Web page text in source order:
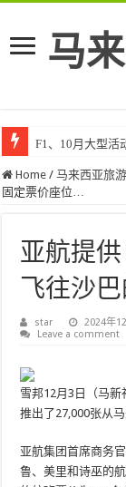
马
F1、10月大型活
Home / 马来西亚旅
固定票价座位…
亚航提供
飞往沙
star 2024年
Leave a comment
雪邦12月3日（马
推出了27,000张从
亚航集团首席商务
鲁、美里和诗巫的